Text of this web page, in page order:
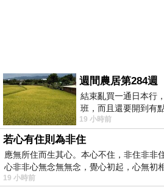
結束亂買一通日本行
班，而且還要開到有
花不少錢，星期一出
19 小時前
若心有住則為非住
應無所住而生其心。本心不住，非住非非
心非非心無念無無念，覺心初起，心無初
19 小時前